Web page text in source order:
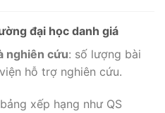
đại học danh giá
nghiên cứu: số lượng bài
hỗ trợ nghiên cứu.
xếp hạng như QS